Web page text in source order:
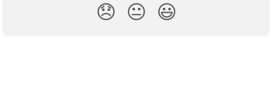
😞 😐 😃